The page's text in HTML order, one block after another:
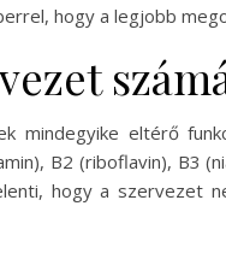
hogy a legjobb
mindegyike eltérő
B2 (riboflavin), B3
hogy a szervezet